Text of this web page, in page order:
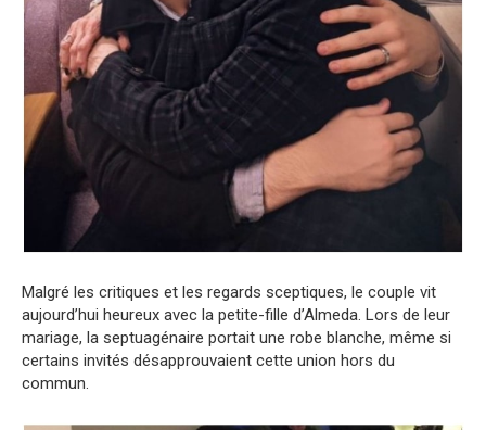
Malgré les critiques et les regards sceptiques, le couple vit
aujourd’hui heureux avec la petite-fille d’Almeda. Lors de leur
mariage, la septuagénaire portait une robe blanche, même si
certains invités désapprouvaient cette union hors du
commun.